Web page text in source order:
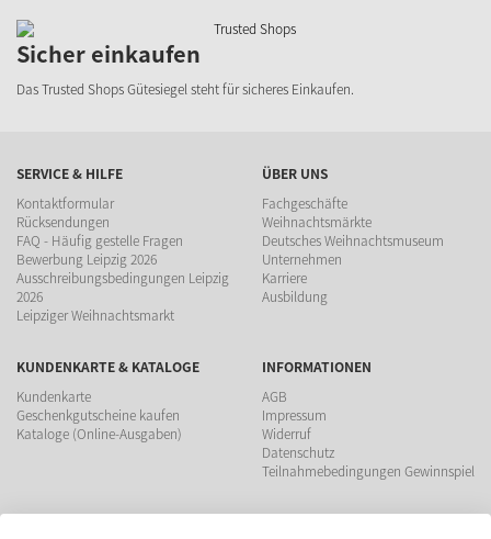
Sicher einkaufen
Das Trusted Shops Gütesiegel steht für sicheres Einkaufen.
SERVICE & HILFE
Kontaktformular
Rücksendungen
FAQ - Häufig gestelle Fragen
Bewerbung Leipzig 2026
Ausschreibungsbedingungen Leipzig
2026
Leipziger Weihnachtsmarkt
ÜBER UNS
Fachgeschäfte
Weihnachtsmärkte
Deutsches Weihnachtsmuseum
Unternehmen
Karriere
Ausbildung
KUNDENKARTE & KATALOGE
Kundenkarte
Geschenkgutscheine kaufen
Kataloge (Online-Ausgaben)
INFORMATIONEN
AGB
Impressum
Widerruf
Datenschutz
Teilnahmebedingungen Gewinnspiel